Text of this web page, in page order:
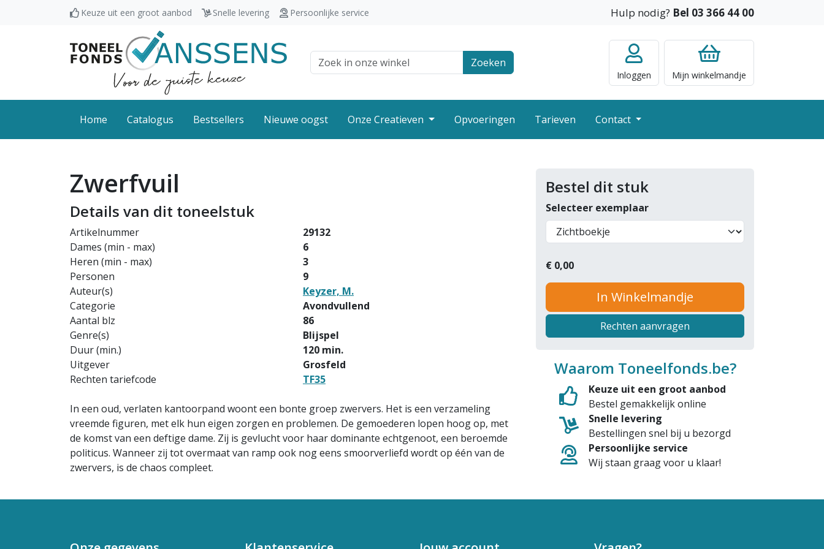
Keuze uit een groot aanbod Snelle levering Persoonlijke service Hulp nodig? Bel 03 366 44 00
Zoek veld Zoeken
Inloggen Mijn winkelmandje
Home Catalogus Bestsellers Nieuwe oogst Onze Creatieven Opvoeringen Tarieven Contact
Zwerfvuil
Details van dit toneelstuk
Artikelnummer
29132
Dames (min - max)
6
Heren (min - max)
3
Personen
9
Auteur(s)
Keyzer, M.
Categorie
Avondvullend
Aantal blz
86
Genre(s)
Blijspel
Duur (min.)
120 min.
Uitgever
Grosfeld
Rechten tariefcode
TF35
In een oud, verlaten kantoorpand woont een bonte groep zwervers. Het is een verzameling
vreemde figuren, met elk hun eigen zorgen en problemen. De gemoederen lopen hoog op, met
de komst van een deftige dame. Zij is gevlucht voor haar dominante echtgenoot, een beroemde
politicus. Wanneer zij tot overmaat van ramp ook nog eens smoorverliefd wordt op één van de
zwervers, is de chaos compleet.
Bestel dit stuk
Selecteer exemplaar
€ 0,00
In Winkelmandje
Rechten aanvragen
Waarom Toneelfonds.be?
Keuze uit een groot aanbod
Bestel gemakkelijk online
Snelle levering
Bestellingen snel bij u bezorgd
Persoonlijke service
Wij staan graag voor u klaar!